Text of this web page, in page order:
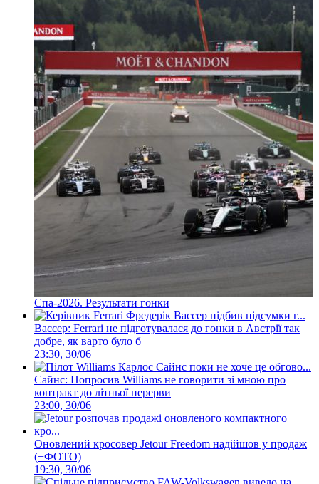
Спа-2026. Результати гонки
Вассер: Ferrari не підготувалася до гонки в Австрії так
добре, як варто було б
23:30, 30/06
Сайнс: Попросив Williams не говорити зі мною про
контракт до літньої перерви
23:00, 30/06
Оновлений кросовер Jetour Freedom надійшов у продаж
(+ФОТО)
19:30, 30/06